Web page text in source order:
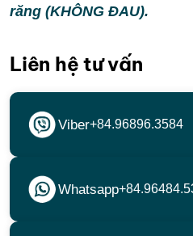
răng (KHÔNG ĐAU).
Liên hệ tư vấn
Viber+84.96896.3584
Whatsapp